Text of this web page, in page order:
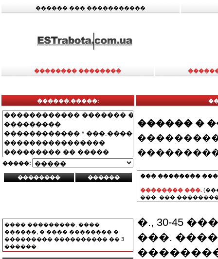
������ ��� �����������
�������� ��������
������.�����:
�����:
���� ���������, ����
������, � ���� �������� �
��������� ���������� �� 3
������.
������ �
��� ��������
�������� ���.
���, ���
�., 30-45
���.